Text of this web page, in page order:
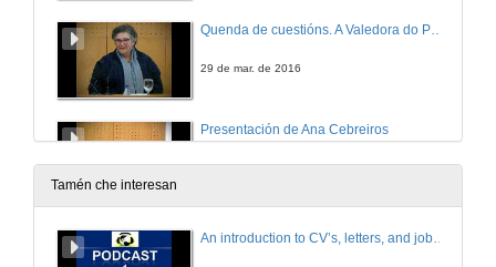
Quenda de cuestións. A Valedora do Pobo, alta comisionada para a defensa dos dereitos humanos
29 de mar. de 2016
Presentación de Ana Cebreiros
29 de mar. de 2016
Conferencia
Tamén che interesan
An introduction to CV’s, letters, and job searching